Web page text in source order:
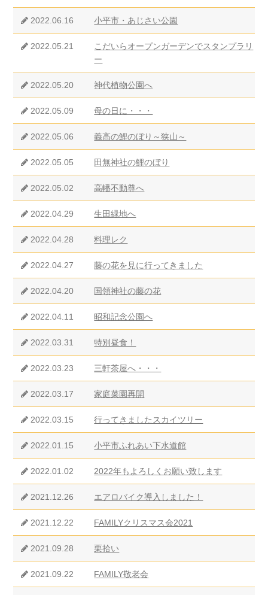
2022.06.16 小平市・あじさい公園
2022.05.21
こだいらオープンガーデンでスタンプラリ
ー
2022.05.20 神代植物公園へ
2022.05.09 母の日に・・・
2022.05.06 義高の鯉のぼり～狭山～
2022.05.05 田無神社の鯉のぼり
2022.05.02 高幡不動尊へ
2022.04.29 生田緑地へ
2022.04.28 料理レク
2022.04.27 藤の花を見に行ってきました
2022.04.20 国領神社の藤の花
2022.04.11 昭和記念公園へ
2022.03.31 特別昼食！
2022.03.23 三軒茶屋へ・・・
2022.03.17 家庭菜園再開
2022.03.15 行ってきましたスカイツリー
2022.01.15 小平市ふれあい下水道館
2022.01.02 2022年もよろしくお願い致します
2021.12.26 エアロバイク導入しました！
2021.12.22 FAMILYクリスマス会2021
2021.09.28 栗拾い
2021.09.22 FAMILY敬老会